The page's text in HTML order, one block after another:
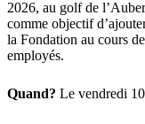
2026, au golf de
comme objectif
la Fondation au cours
employés.
Quand? Le vendredi